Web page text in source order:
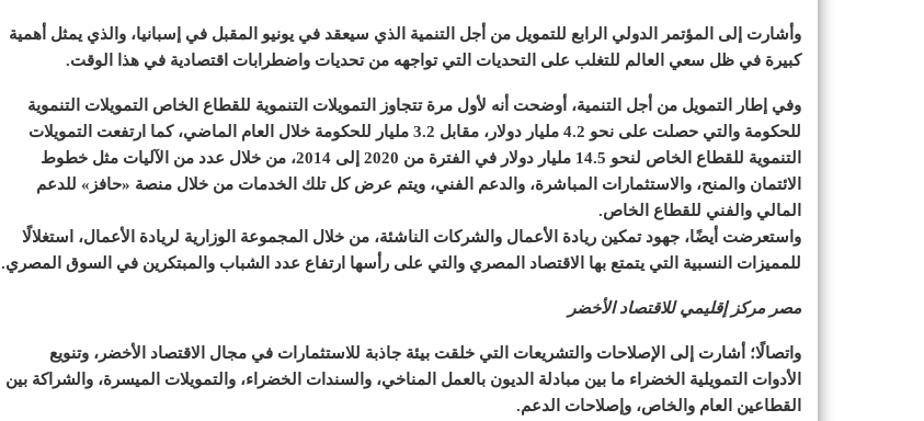
وأشارت إلى المؤتمر الدولي الرابع للتمويل من أجل التنمية الذي سيعقد في يونيو المقبل في إسبانيا، والذي يمثل أهمية
كبيرة في ظل سعي العالم للتغلب على التحديات التي تواجهه من تحديات واضطرابات اقتصادية في هذا الوقت.
وفي إطار التمويل من أجل التنمية، أوضحت أنه لأول مرة تتجاوز التمويلات التنموية للقطاع الخاص التمويلات التنموية
للحكومة والتي حصلت على نحو 4.2 مليار دولار، مقابل 3.2 مليار للحكومة خلال العام الماضي، كما ارتفعت التمويلات
التنموية للقطاع الخاص لنحو 14.5 مليار دولار في الفترة من 2020 إلى 2014، من خلال عدد من الآليات مثل خطوط
الائتمان والمنح، والاستثمارات المباشرة، والدعم الفني، ويتم عرض كل تلك الخدمات من خلال منصة «حافز» للدعم
المالي والفني للقطاع الخاص.
واستعرضت أيضًا، جهود تمكين ريادة الأعمال والشركات الناشئة، من خلال المجموعة الوزارية لريادة الأعمال، استغلالًا
للمميزات النسبية التي يتمتع بها الاقتصاد المصري والتي على رأسها ارتفاع عدد الشباب والمبتكرين في السوق المصري.
مصر مركز إقليمي للاقتصاد الأخضر
واتصالًا؛ أشارت إلى الإصلاحات والتشريعات التي خلقت بيئة جاذبة للاستثمارات في مجال الاقتصاد الأخضر، وتنويع
الأدوات التمويلية الخضراء ما بين مبادلة الديون بالعمل المناخي، والسندات الخضراء، والتمويلات الميسرة، والشراكة بين
القطاعين العام والخاص، وإصلاحات الدعم.